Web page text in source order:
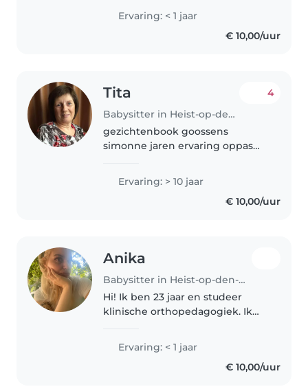
kinderen werkt. Ik heb ervaring
met peuters, kleuters en
basisschoolleeftijd kinderen en
Ervaring: < 1 jaar
€ 10,00/uur
Tita
Babysitter in Heist-op-den-Berg
4
gezichtenbook goossens
simonne jaren ervaring oppas
Ervaring: > 10 jaar
€ 10,00/uur
Anika
Babysitter in Heist-op-den-Berg
Hi! Ik ben 23 jaar en studeer
klinische orthopedagogiek. Ik
empathisch persoon. Mijn
ervaring ligt vooral bij kinderen
tussen 5-12 jaar maar ik sta open
Ervaring: < 1 jaar
€ 10,00/uur